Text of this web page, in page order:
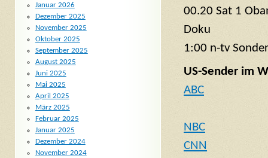
00.20 Sat 1
Doku
1:00 n-tv
US-Sender im
ABC
NBC
CNN
Januar 2026
Dezember 2025
November 2025
Oktober 2025
September 2025
August 2025
Juni 2025
Mai 2025
April 2025
März 2025
Februar 2025
Januar 2025
Dezember 2024
November 2024